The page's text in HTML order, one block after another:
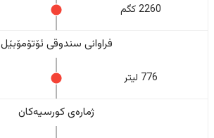
2260 کگم
فراوانی سندوقی ئۆتۆمۆبێل
776 لیتر
ژمارەی کورسیەکان